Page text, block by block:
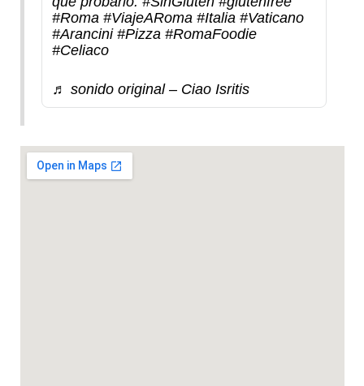
#Roma #ViajeARoma #Italia #Vaticano
#Arancini #Pizza #RomaFoodie
#Celiaco
♬ sonido original – Ciao Isritis